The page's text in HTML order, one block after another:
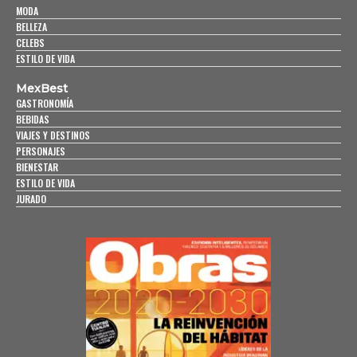
MODA
BELLEZA
CELEBS
ESTILO DE VIDA
MexBest
GASTRONOMÍA
BEBIDAS
VIAJES Y DESTINOS
PERSONAJES
BIENESTAR
ESTILO DE VIDA
JURADO